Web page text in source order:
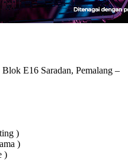
E16 Saradan, Pemalang –
)
)
)